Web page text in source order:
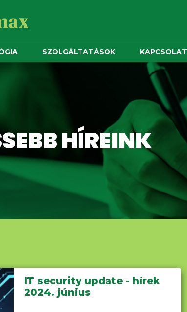
SZOLGÁLTATÁSOK KAPCSOLAT
HÍREINK
IT security update - hírek
2024. június